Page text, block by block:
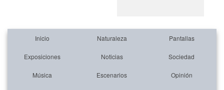
Inicio Naturaleza Pantallas
Exposiciones Noticias Sociedad
Música Escenarios Opinión